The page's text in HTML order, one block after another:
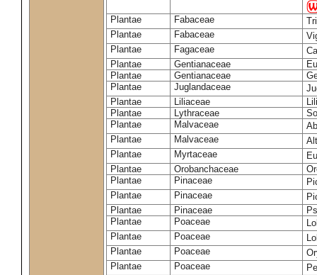
Plantae Fabaceae
Plantae
Fabaceae
Plantae
Fagaceae
Plantae
Gentianaceae
Plantae
Gentianaceae
Plantae
Juglandaceae
Plantae
Liliaceae
Plantae
Lythraceae
Plantae
Malvaceae
Plantae
Malvaceae
Plantae
Myrtaceae
Plantae
Orobanchaceae
Plantae
Pinaceae
Plantae
Pinaceae
Plantae
Pinaceae
Plantae
Poaceae
Plantae
Poaceae
Plantae
Poaceae
Plantae
Poaceae